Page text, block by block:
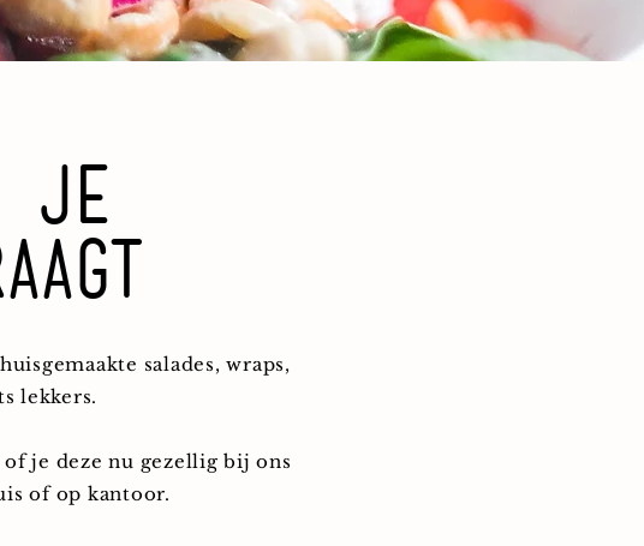
je
salades, wraps,
lekkers.
je deze nu gezellig bij ons
of op kantoor.